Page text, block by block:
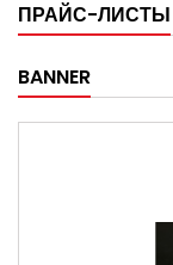
ПРАЙС-ЛИСТЫ
BANNER